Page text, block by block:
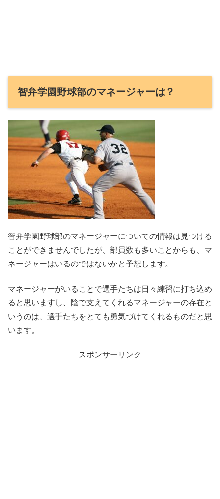
智弁学園野球部のマネージャーは？
智弁学園野球部のマネージャーについての情報は見つける
ことができませんでしたが、部員数も多いことからも、マ
ネージャーはいるのではないかと予想します。
マネージャーがいることで選手たちは日々練習に打ち込め
ると思いますし、陰で支えてくれるマネージャーの存在と
いうのは、選手たちをとても勇気づけてくれるものだと思
います。
スポンサーリンク